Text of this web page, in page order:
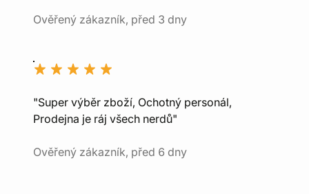
Ověřený zákazník, před 3 dny
"Super výběr zboží, Ochotný personál,
Prodejna je ráj všech nerdů"
Ověřený zákazník, před 6 dny